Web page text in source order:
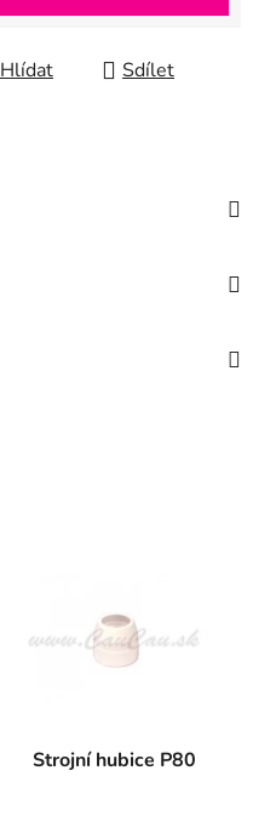
Hlídat Sdílet
Strojní hubice P80